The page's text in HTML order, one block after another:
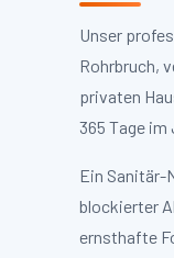
Unser
Rohrbruch,
privaten
365 Tage im
Ein Sanitär-
blockierter
ernsthafte